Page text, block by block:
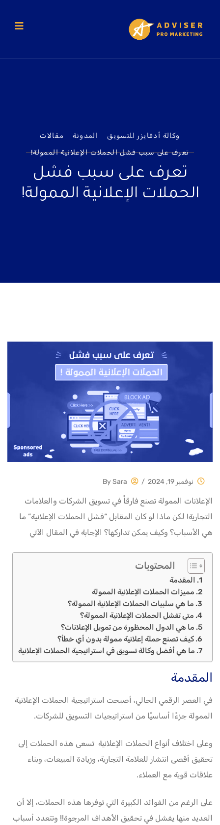
وكالة أدفايزر للتسويق المدونة
مقالات
تعرف على سبب فشل الحملات الإعلانية الممولة!
تعرف على سبب فشل
الحملات الإعلانية الممولة!
نوفمبر 19, 2024 /
Sara
الإعلانات الممولة تصنع فارقاً في تسويق الشركات والعلامات
التجارية! لكن ماذا لو كان المقابل “فشل الحملات الإعلانية” ما
هي الأسباب؟ وكيف يمكن تداركها؟ الإجابة في المقال الآتي
المحتويات
المقدمة
مميزات الحملات الإعلانية الممولة
ما هي سلبيات الحملات الإعلانية الممولة؟
متى تفشل الحملات الإعلانية الممولة؟
ما هي الدول المحظورة من تمويل الإعلانات؟
كيف تصنع حملة إعلانية ممولة بدون أي خطأ؟
ما هي أفضل وكالة تسويق في استراتيجية الحملات الإعلانية
المقدمة
في العصر الرقمي الحالي، أصبحت استراتيجية الحملات الإعلانية
الممولة جزءًا أساسيًا من استراتيجيات التسويق للشركات.
وعلى اختلاف أنواع الحملات الإعلانية تسعى هذه الحملات إلى
تحقيق أقصى انتشار للعلامة التجارية، وزيادة المبيعات، وبناء
علاقات قوية مع العملاء.
على الرغم من الفوائد الكبيرة التي توفرها هذه الحملات، إلا أن
العديد منها يفشل في تحقيق الأهداف المرجوة!! وتتعدد أسباب